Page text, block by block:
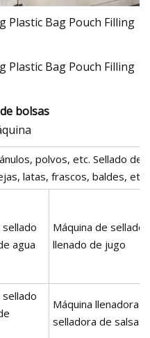
bolsas
polvos, etc. Sellado de
latas, frascos, baldes, etc.
sellado
agua
Máquina de sellado
llenado de jugo
sellado
Máquina llenadora y
selladora de salsas